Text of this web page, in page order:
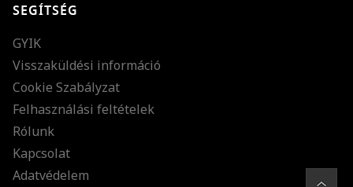
különleges ajánlatainkat és stílustippjeinket!
SEGÍTSÉG
GYIK
Visszaküldési információ
Cookie Szabályzat
Felhasználási feltételek
Rólunk
Kapcsolat
Adatvédelem